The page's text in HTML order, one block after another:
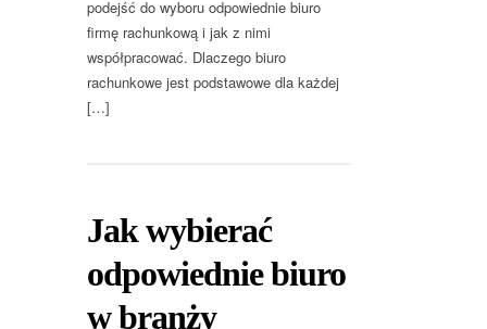
podejść do wyboru odpowiednie biuro
firmę rachunkową i jak z nimi
współpracować. Dlaczego biuro
rachunkowe jest podstawowe dla każdej
[…]
Jak wybierać
odpowiednie biuro
w branży